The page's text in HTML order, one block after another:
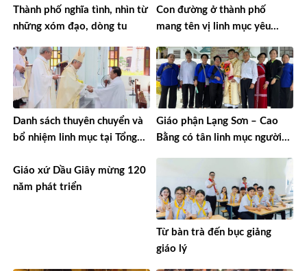
Thành phố nghĩa tình, nhìn từ
những xóm đạo, dòng tu
Con đường ở thành phố
mang tên vị linh mục yêu
Danh sách thuyên chuyển và
bổ nhiệm linh mục tại Tổng
Giáo phận Lạng Sơn – Cao
Bằng có tân linh mục người
Giáo xứ Dầu Giây mừng 120
năm phát triển
Từ bàn trà đến bục giảng
giáo lý